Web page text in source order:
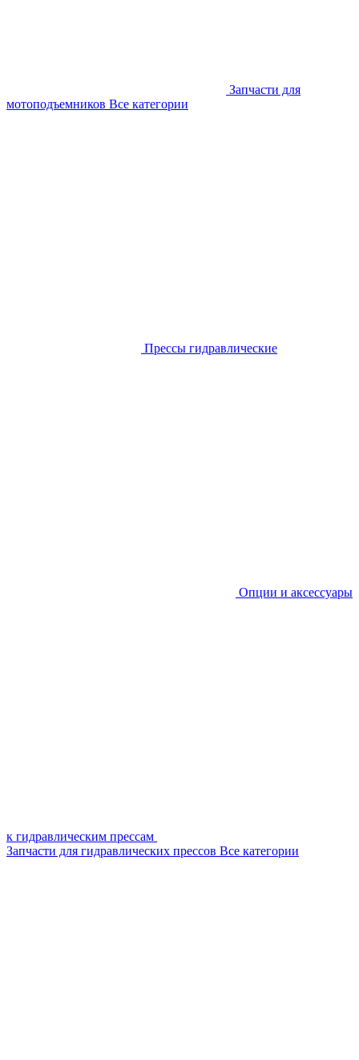
Запчасти для
мотоподъемников Все категории
Прессы гидравлические
Опции и аксессуары
к гидравлическим прессам
Запчасти для гидравлических прессов Все категории